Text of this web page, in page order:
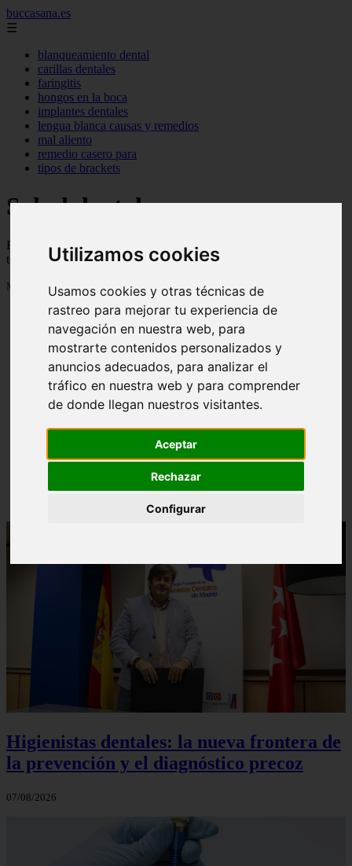
Utilizamos cookies
Usamos cookies y otras técnicas de
rastreo para mejorar tu experiencia de
navegación en nuestra web, para
mostrarte contenidos personalizados y
anuncios adecuados, para analizar el
tráfico en nuestra web y para comprender
de donde llegan nuestros visitantes.
Aceptar
Rechazar
Configurar
buccasana.es
☰
blanqueamiento dental
carillas dentales
faringitis
hongos en la boca
implantes dentales
lengua blanca causas y remedios
mal aliento
remedio casero para
tipos de brackets
Salud dental
Blog sobre salud dental con trucos, consejos e informacion para
tener una boca sana
Mostrando 1 - 24 de 721 artículos
¿Paladar Quemado? 【Trucos Caseros y
Higienistas dentales: la nueva frontera de
la prevención y el diagnóstico precoz
07/08/2026